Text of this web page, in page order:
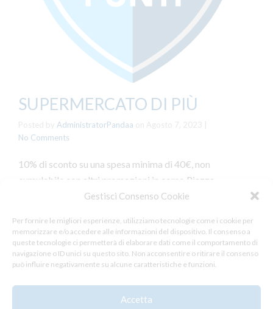
Gestisci Consenso Cookie
Per fornire le migliori esperienze, utilizziamo tecnologie come i cookie per
memorizzare e/o accedere alle informazioni del dispositivo. Il consenso a
queste tecnologie ci permetterà di elaborare dati come il comportamento di
navigazione o ID unici su questo sito. Non acconsentire o ritirare il consenso
può influire negativamente su alcune caratteristiche e funzioni.
Accetta
SUPERMERCATO DI PIÙ
AdministratorPandaa
No Comments
10% di sconto su una spesa minima di 40€, non
cumulabile con altri promozioni in corso Piazza
Borzino 8, Busalla
Tags:Busalla,